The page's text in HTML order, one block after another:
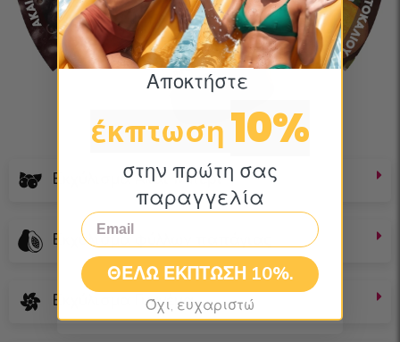
Εκχύλισμα Ακάι Μπέρι
Εκχύλισμα φύλλων παπάγιας
Εκχύλισμα Γυμνέμα
Αποκτήστε ​
έκπτωση10%
στην πρώτη σας
παραγγελία
Email
ΘΕΛΩ ΕΚΠΤΩΣΗ 10%.
Όχι, ευχαριστώ